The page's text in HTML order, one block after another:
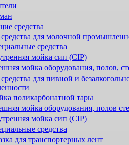
средства
для молочной
средства
мойка сип (CIP)
мойка оборудования, полов,
для пивной и
поликарбонатной тары
мойка оборудования, полов
мойка сип (CIP)
средства
для транспортерных лент